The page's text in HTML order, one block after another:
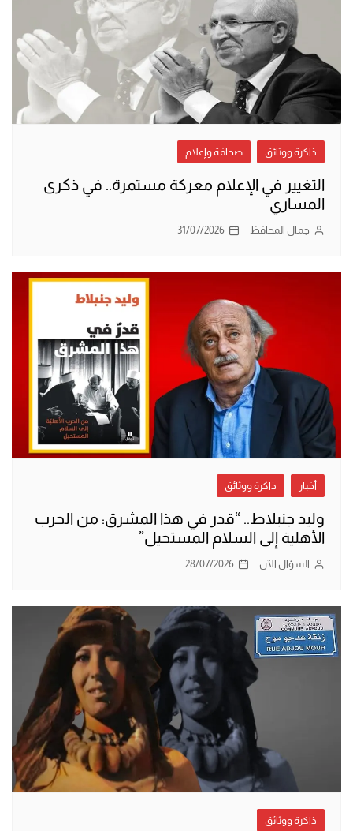
ذاكرة ووثائق صحافة وإعلام
التغيير في الإعلام معركة مستمرة.. في ذكرى
المساري
جمال المحافظ 31/07/2026
أخبار ذاكرة ووثائق
وليد جنبلاط.. “قدر في هذا المشرق: من الحرب
الأهلية إلى السلام المستحيل”
السؤال الآن 28/07/2026
ذاكرة ووثائق